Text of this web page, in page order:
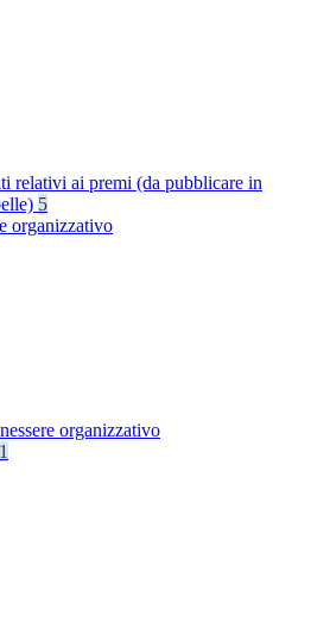
relativi ai premi (da pubblicare in
5
organizzativo
organizzativo
1